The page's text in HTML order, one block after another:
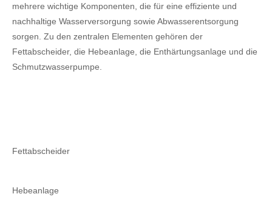
mehrere wichtige Komponenten, die für eine effiziente und
nachhaltige Wasserversorgung sowie Abwasserentsorgung
sorgen. Zu den zentralen Elementen gehören der
Fettabscheider, die Hebeanlage, die Enthärtungsanlage und die
Schmutzwasserpumpe.
Fettabscheider
Hebeanlage